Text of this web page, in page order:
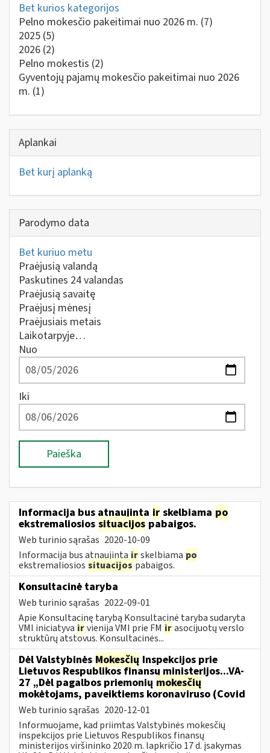
Bet kurios kategorijos
Pelno mokesčio pakeitimai nuo 2026 m. (7)
2025 (5)
2026 (2)
Pelno mokestis (2)
Gyventojų pajamų mokesčio pakeitimai nuo 2026
m. (1)
Aplankai
Bet kurį aplanką
Parodymo data
Bet kuriuo metu
Praėjusią valandą
Paskutines 24 valandas
Praėjusią savaitę
Praėjusį mėnesį
Praėjusiais metais
Laikotarpyje…
Nuo
Iki
Paieška
Informacija bus atnaujinta ir skelbiama po
ekstremaliosios situacijos pabaigos.
Web turinio sąrašas 2020-10-09
Informacija bus atnaujinta irskelbiama po
ekstremaliosios situacijospabaigos.
Konsultacinė taryba
Web turinio sąrašas 2022-09-01
Apie Konsultacinę tarybą Konsultacinė taryba sudaryta
VMI iniciatyva irvienija VMI prie FM irasocijuotų verslo
struktūrų atstovus. Konsultacinės...
Dėl Valstybinės Mokesčių Inspekcijos prie
Lietuvos Respublikos finansų ministerijos...VA-
27 „Dėl pagalbos priemonių mokesčių
mokėtojams, paveiktiems koronaviruso (Covid
Web turinio sąrašas 2020-12-01
Informuojame, kad priimtas Valstybinės mokesčių
inspekcijos prie Lietuvos Respublikos finansų
ministerijos viršininko 2020 m. lapkričio 17 d. įsakymas